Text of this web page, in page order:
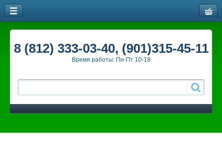
8 (812) 333-03-40, (901)315-45-11
Время работы: Пн-Пт 10-18